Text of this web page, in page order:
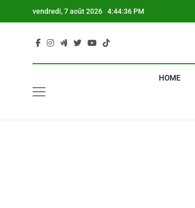
vendredi, 7 août 2026 4:44:36 PM
HOME